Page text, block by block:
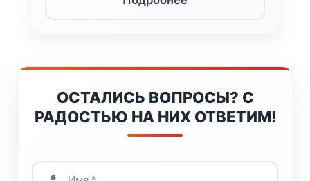
ОСТАЛИСЬ ВОПРОСЫ? С
РАДОСТЬЮ НА НИХ ОТВЕТИМ!